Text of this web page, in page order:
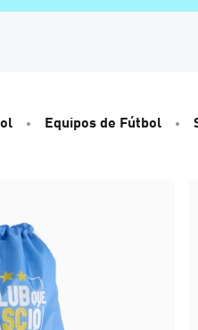
Equipos de Fútbol